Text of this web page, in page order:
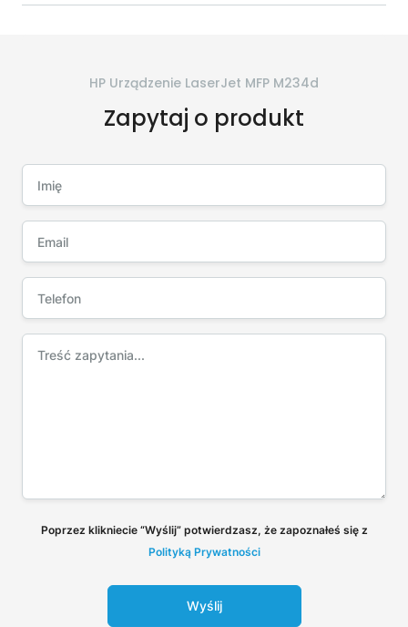
HP Urządzenie LaserJet MFP M234d
Zapytaj o produkt
Poprzez klikniecie “Wyślij” potwierdzasz, że zapoznałeś się z
Polityką Prywatności
Wyślij